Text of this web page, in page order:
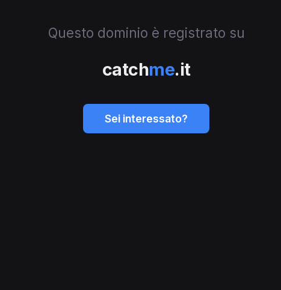
Questo dominio è registrato su
catchme.it
Sei interessato?